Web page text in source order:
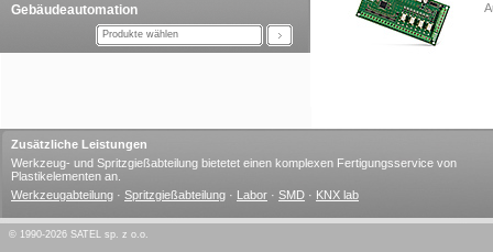
Gebäudeautomation
Produkte wählen
Zusätzliche Leistungen
Werkzeug- und Spritzgießabteilung bietetet einen komplexen Fertigungsservice von
Plastikelementen an.
Werkzeugabteilung · Spritzgießabteilung · Labor · SMD · KNX lab
© 1990-2026 SATEL sp. z o.o.